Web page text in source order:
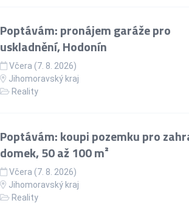
Poptávám: pronájem garáže pro
uskladnění, Hodonín
Včera (7. 8. 2026)
Jihomoravský kraj
Reality
Poptávám: koupi pozemku pro
domek, 50 až 100 m²
Včera (7. 8. 2026)
Jihomoravský kraj
Reality